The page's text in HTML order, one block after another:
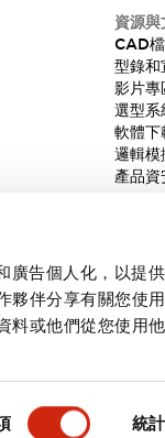
廣告個人化，以提
夥伴分享有關您使
料或他們從您使用
統
產品詳情
資源與
CAD檔
型錄和
影片專
選型系
軟體下
邏輯模
產品資